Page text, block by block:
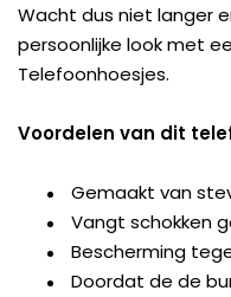
Wacht dus niet langer
persoonlijke look met
Telefoonhoesjes.
Voordelen van dit
Gemaakt van
Vangt schokken
Bescherming
Doordat de de